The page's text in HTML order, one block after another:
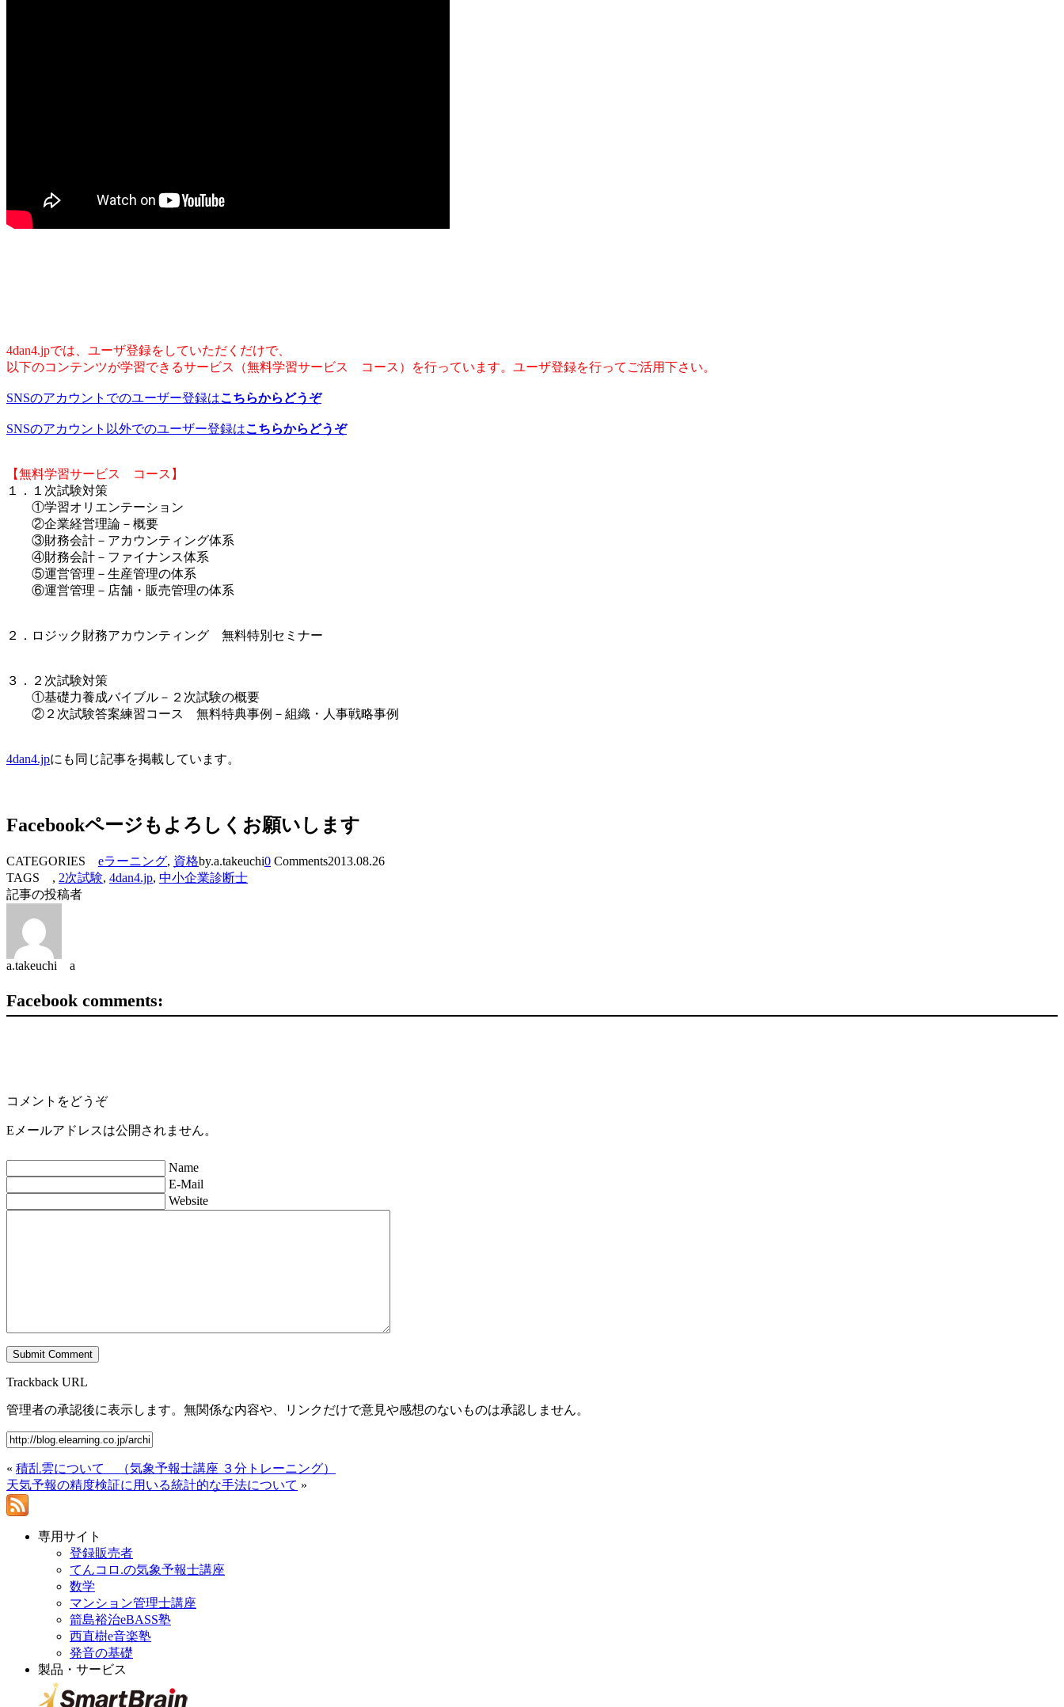
4dan4.jpでは、ユーザ登録をしていただくだけで、
以下のコンテンツが学習できるサービス（無料学習サービス コース）を行っています。ユーザ登録を行ってご活用下さい。
SNSのアカウントでのユーザー登録はこちらからどうぞ
SNSのアカウント以外でのユーザー登録はこちらからどうぞ
【無料学習サービス コース】
１．１次試験対策
①学習オリエンテーション
②企業経営理論－概要
③財務会計－アカウンティング体系
④財務会計－ファイナンス体系
⑤運営管理－生産管理の体系
⑥運営管理－店舗・販売管理の体系
２．ロジック財務アカウンティング 無料特別セミナー
３．２次試験対策
①基礎力養成バイブル－２次試験の概要
②２次試験答案練習コース 無料特典事例－組織・人事戦略事例
4dan4.jpにも同じ記事を掲載しています。
Facebookページもよろしくお願いします
CATEGORIES eラーニング, 資格by.a.takeuchi0 Comments2013.08.26
TAGS , 2次試験, 4dan4.jp, 中小企業診断士
記事の投稿者
a.takeuchi a
Facebook comments:
コメントをどうぞ
Eメールアドレスは公開されません。
Name
E-Mail
Website
Trackback URL
管理者の承認後に表示します。無関係な内容や、リンクだけで意見や感想のないものは承認しません。
« 積乱雲について （気象予報士講座 ３分トレーニング）
天気予報の精度検証に用いる統計的な手法について »
専用サイト
登録販売者
てんコロ.の気象予報士講座
数学
マンション管理士講座
箭島裕治eBASS塾
西直樹e音楽塾
発音の基礎
製品・サービス